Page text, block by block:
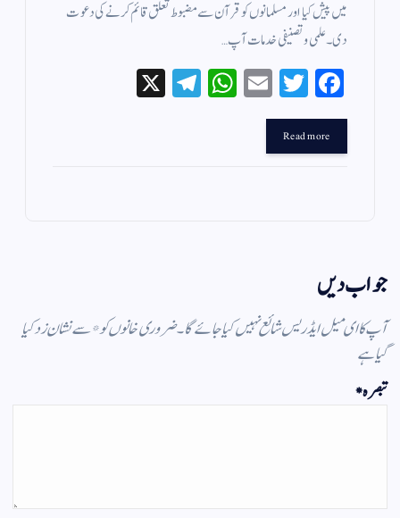
میں پیش کیا اور مسلمانوں کو قرآن سے مضبوط تعلق قائم کرنے کی دعوت
دی۔ علمی و تصنیفی خدمات آپ…
Fa
ce
bo
ok
T
wi
r
E
W
Te
Read more
جواب دیں
آپ کا ای میل ایڈریس شائع نہیں کیا جائے گا۔ضروری خانوں کو*سے نشان زد کیا
گیا ہے
تبصرہ*